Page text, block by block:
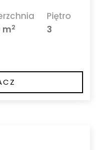
m2
Piętro
3